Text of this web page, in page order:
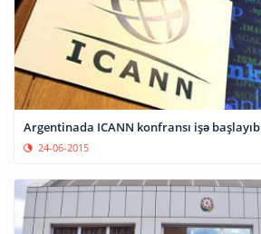
Argentinada ICANN konfransı işə başlayıb
24-06-2015